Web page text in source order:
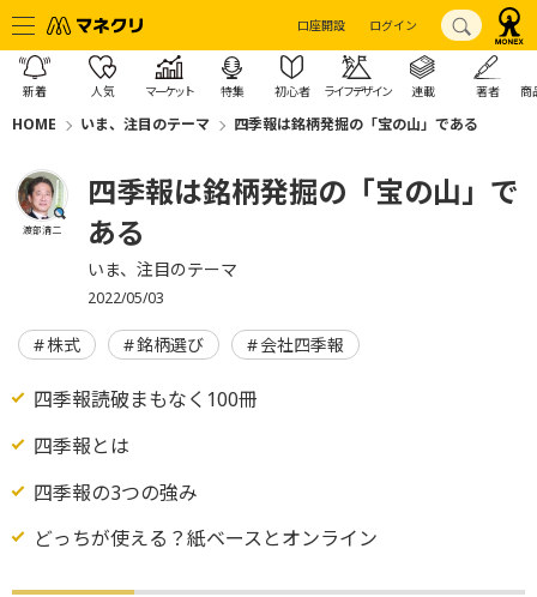
口座開設 ログイン
新着 人気 マーケット 特集 初心者 ライフデザイン 連載 著者 商
HOME いま、注目のテーマ 四季報は銘柄発掘の「宝の山」である
渡部清二
四季報は銘柄発掘の「宝の山」で
ある
いま、注目のテーマ
2022/05/03
株式 銘柄選び 会社四季報
四季報読破まもなく100冊
四季報とは
四季報の3つの強み
どっちが使える？紙ベースとオンライン